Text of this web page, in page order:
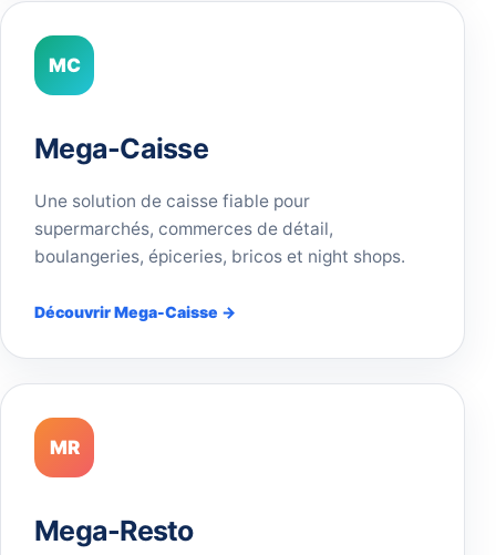
MC
Mega-Caisse
Une solution de caisse fiable pour
supermarchés, commerces de détail,
boulangeries, épiceries, bricos et night shops.
Découvrir Mega-Caisse →
MR
Mega-Resto